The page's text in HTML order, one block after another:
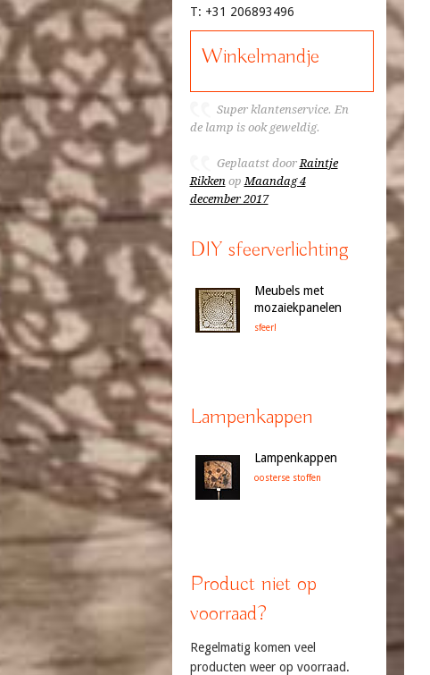
T: +31 206893496
Winkelmandje
Super klantenservice. En
de lamp is ook geweldig.
Geplaatst doorRaintje
RikkenopMaandag 4
december 2017
DIY sfeerverlichting
Meubels met
mozaiekpanelen
sfeer!
Lampenkappen
Lampenkappen
oosterse stoffen
Product niet op
voorraad?
Regelmatig komen veel
producten weer op voorraad.